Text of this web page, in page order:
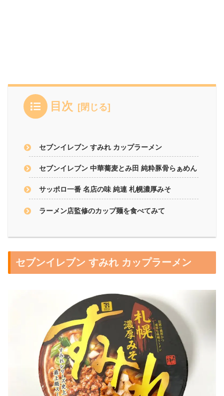
目次
セブンイレブン すみれ カップラーメン
セブンイレブン 中華蕎麦とみ田 純粋豚骨らぁめん
サッポロ一番 名店の味 純連 札幌濃厚みそ
ラーメン店監修のカップ麺を食べてみて
セブンイレブン すみれ カップラーメン